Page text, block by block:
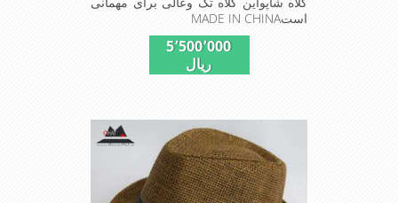
استMADE IN CHINA
5٬500٬000
ریال